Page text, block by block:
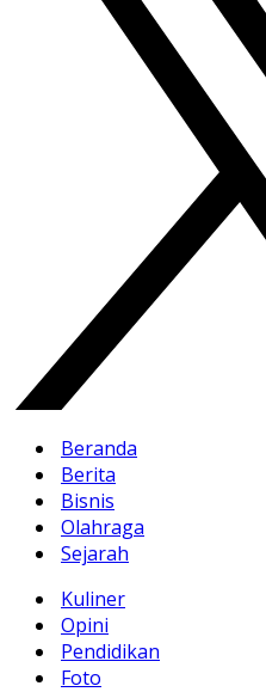
Beranda
Berita
Bisnis
Olahraga
Sejarah
Kuliner
Opini
Pendidikan
Foto